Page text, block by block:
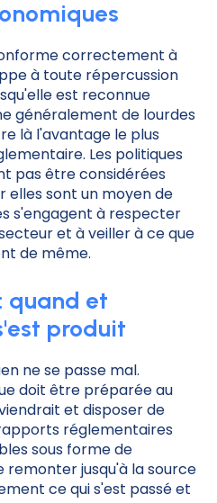
correctement à
à toute répercussion
est reconnue
généralement de lourdes
là l'avantage le plus
Les politiques
pas être considérées
elles sont un moyen de
s'engagent à respecter
et à veiller à ce que
de même.
quand et
produit
ne se passe mal.
doit être préparée au
et disposer de
réglementaires
sous forme de
remonter jusqu'à la source
ce qui s'est passé et